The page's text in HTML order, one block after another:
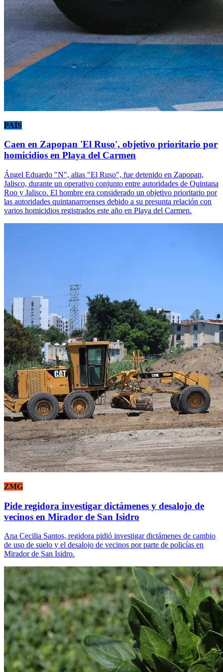
PAÍS
Caen en Zapopan 'El Ruso', objetivo prioritario por
homicidios en Playa del Carmen
Ángel Eduardo "N", alias "El Ruso", fue detenido en Zapopan,
Jalisco, durante un operativo conjunto entre autoridades de Quintana
Roo y Jalisco. El hombre era considerado un objetivo prioritario por
las autoridades quintanarroenses debido a su presunta relación con
varios homicidios registrados este año en Playa del Carmen.
ZMG
Pide regidora investigar dictámenes y desalojo de
vecinos en Mirador de San Isidro
Ana Cecilia Santos, regidora pidió investigar dictámenes de cambio
de uso de suelo y el desalojo de vecinos por parte de policías en
Mirador de San Isidro.